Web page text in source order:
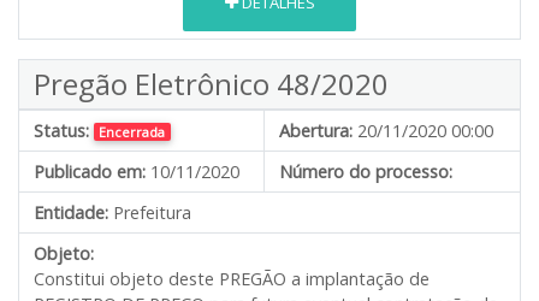
Pregão Eletrônico 48/2020
Status: Encerrada Abertura: 20/11/2020 00:00
Publicado em: 10/11/2020
Número do processo:
Entidade: Prefeitura
Objeto:
Constitui objeto deste PREGÃO a implantação de